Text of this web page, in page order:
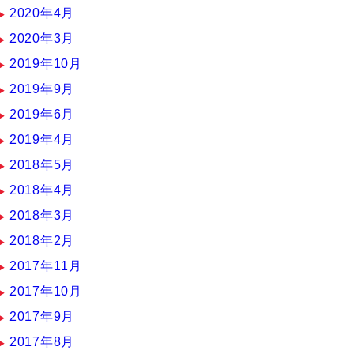
2020年4月
2020年3月
2019年10月
2019年9月
2019年6月
2019年4月
2018年5月
2018年4月
2018年3月
2018年2月
2017年11月
2017年10月
2017年9月
2017年8月